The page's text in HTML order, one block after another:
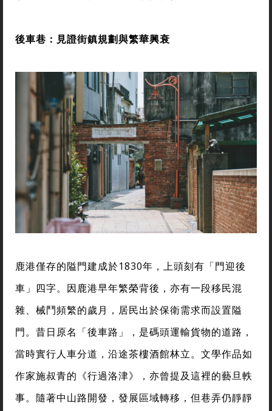
後車巷：見證街鎮規劃與繁華興衰
鹿港僅存的隘門建成於1830年，上頭刻有「門迎後
車」四字。因鹿港早年繁榮背後，亦有一段移民混
雜、械鬥頻繁的歲月，居民出於保衛需求而設置隘
門。昔日原名「後車路」，是碼頭運輸貨物的道路，
當時實行人車分道，沿途茶樓酒館林立。文學作品如
作家施叔青的《行過洛津》，亦曾提及這裡的藝旦軼
事。隨著中山路開發，發展區域轉移，但巷弄仍靜靜